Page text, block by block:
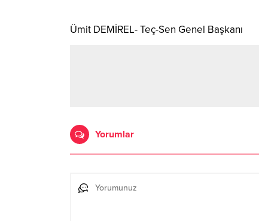
Ümit DEMİREL- Teç-Sen Genel Başkanı
Yorumlar